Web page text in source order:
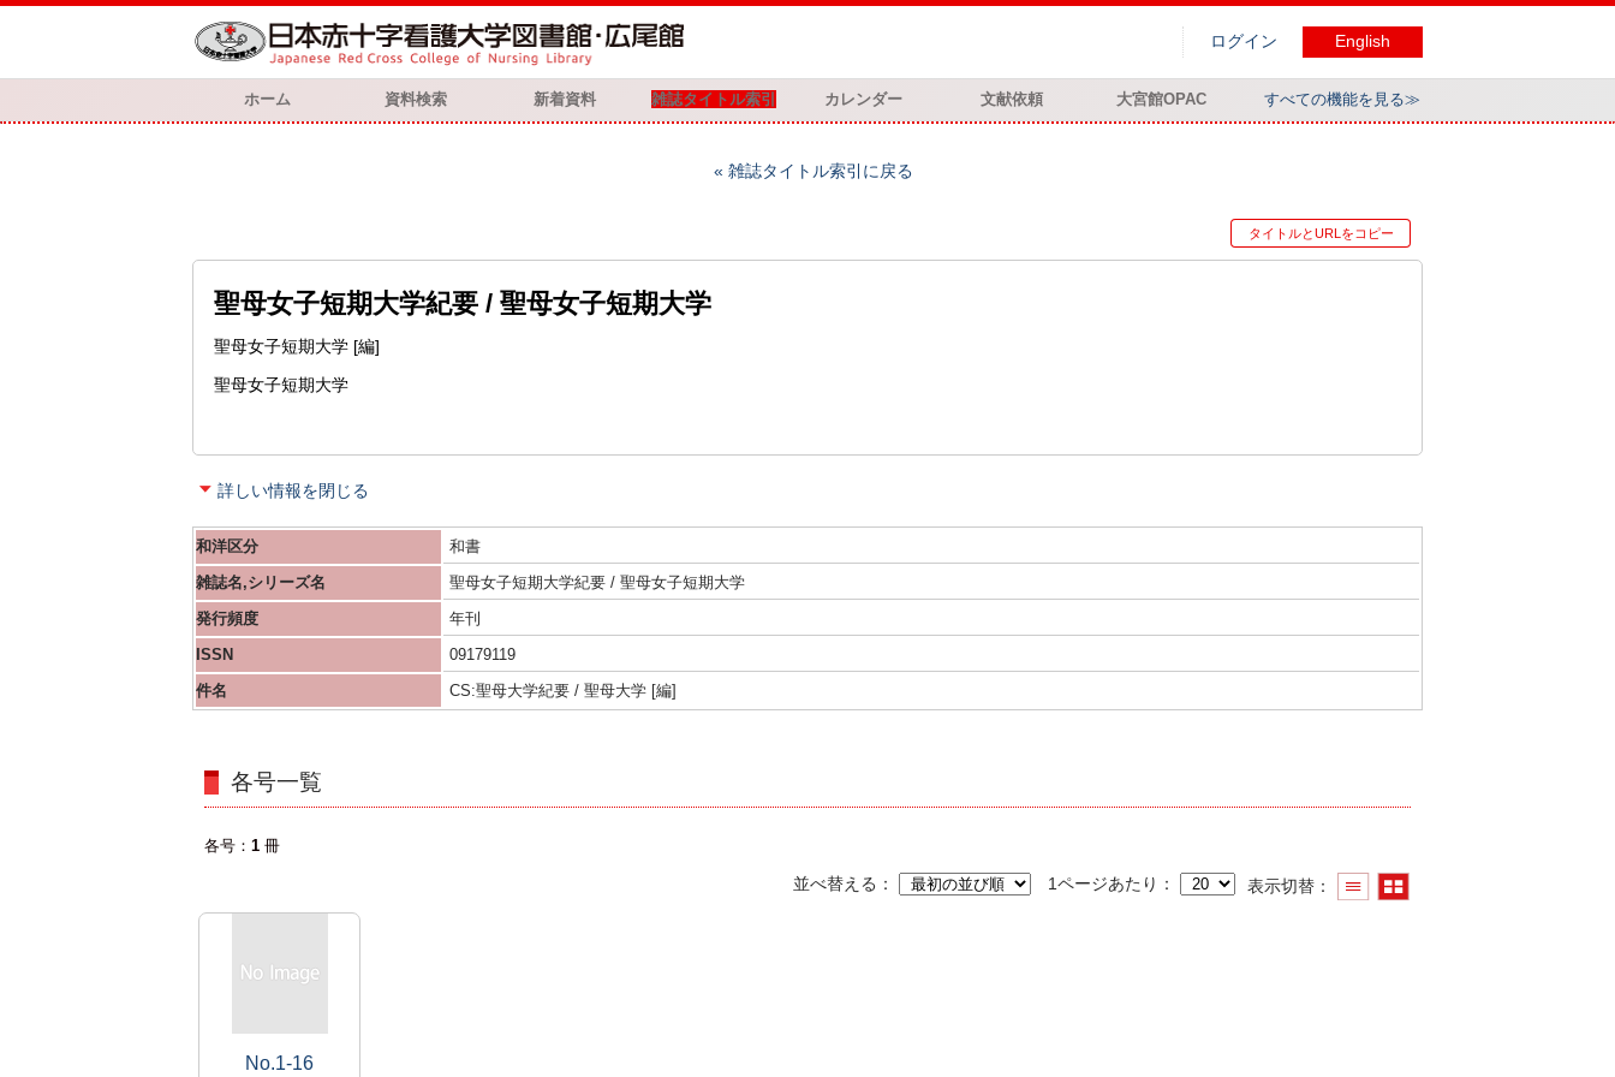
ログイン English
ホーム 資料検索 新着資料 雑誌タイトル索引 カレンダー 文献依頼 大宮館OPAC すべての機能を見る≫
雑誌タイトル索引に戻る
タイトルとURLをコピー
聖母女子短期大学紀要 / 聖母女子短期大学
聖母女子短期大学 [編]
聖母女子短期大学
詳しい情報を閉じる
和洋区分
和書
雑誌名,シリーズ名
聖母女子短期大学紀要 / 聖母女子短期大学
発行頻度
年刊
ISSN
09179119
件名
CS:聖母大学紀要 / 聖母大学 [編]
各号一覧
各号 1 冊
並べ替える 表示切替
1ページあたり
No.1-16